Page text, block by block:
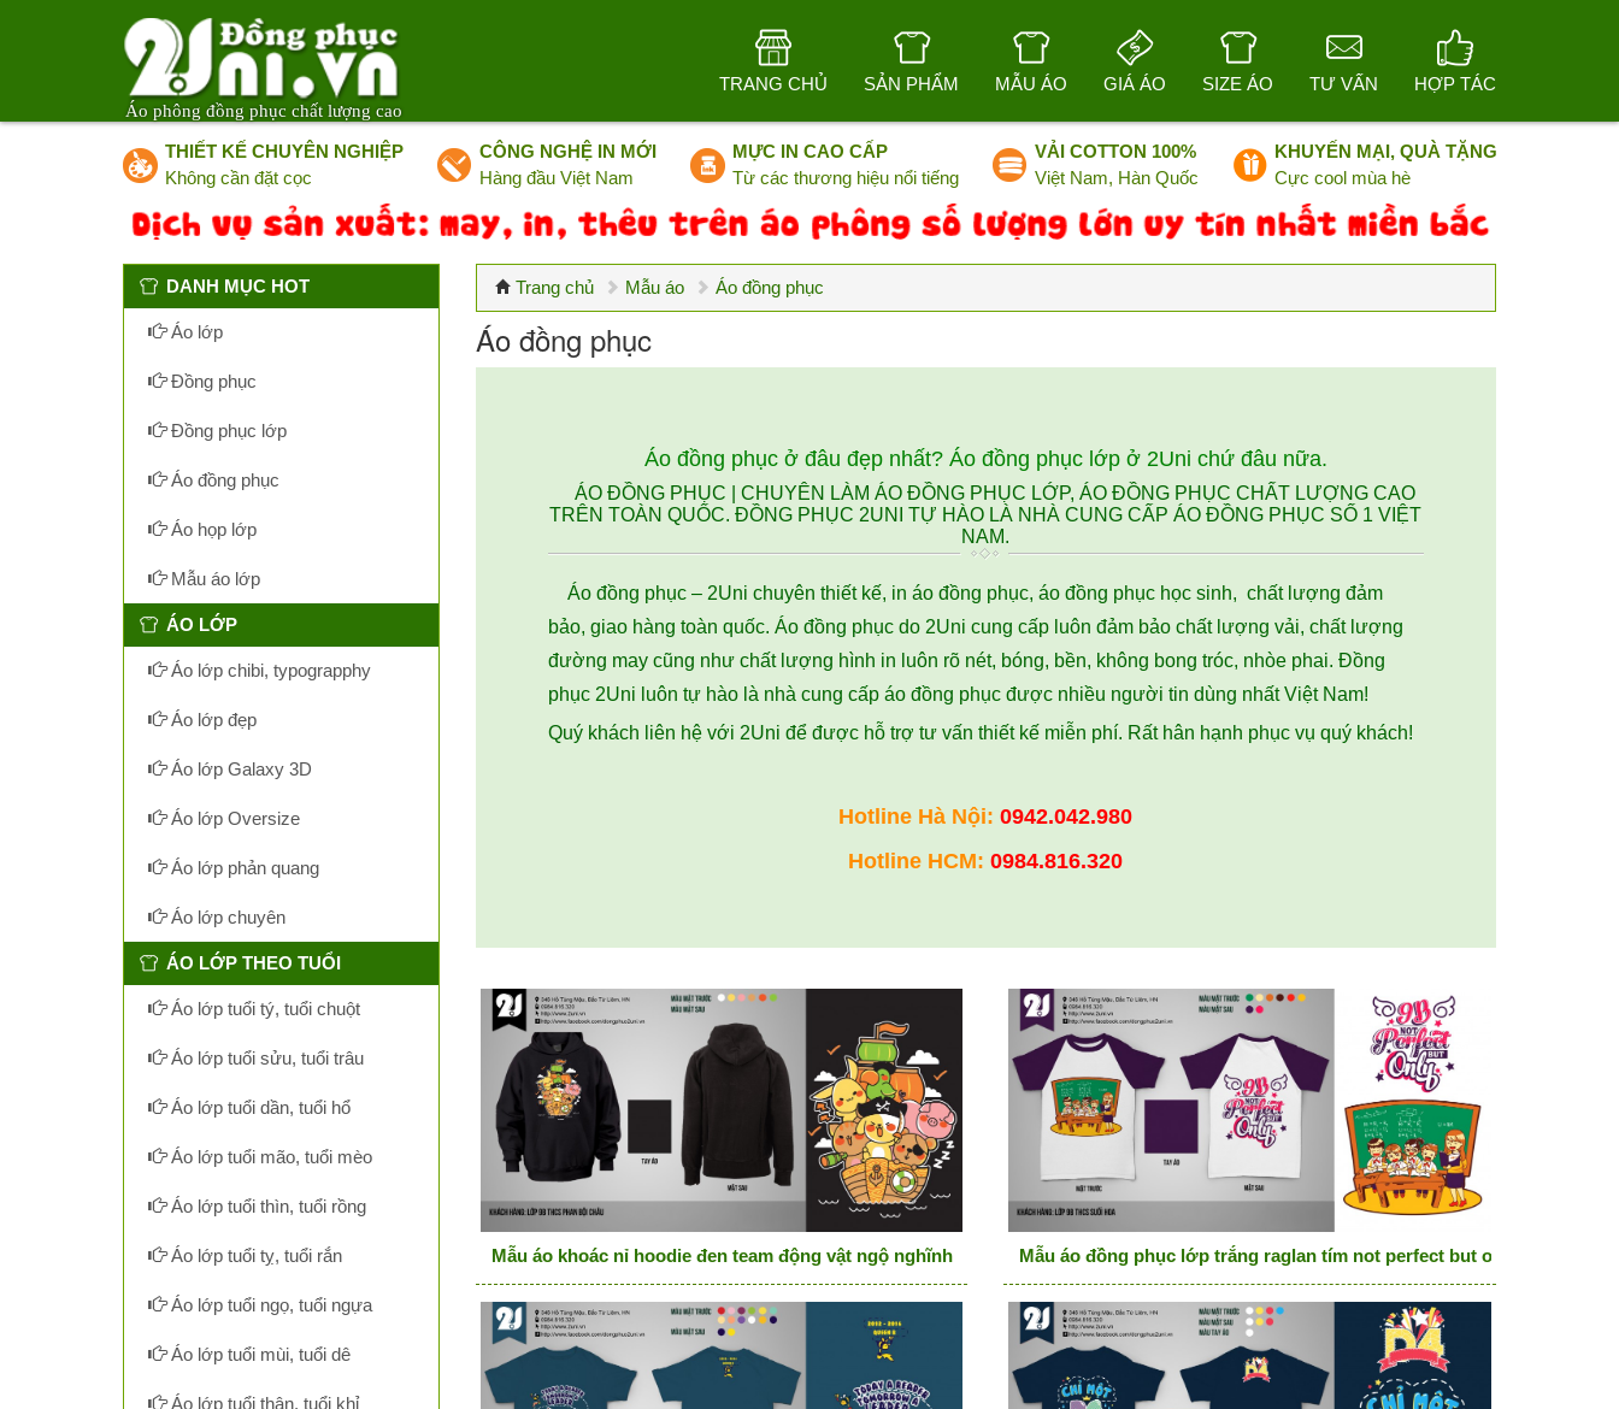
Áo phông đồng phục chất lượng cao
TRANG CHỦ SẢN PHẨM MẪU ÁO GIÁ ÁO SIZE ÁO TƯ VẤN HỢP TÁC
THIẾT KẾ CHUYÊN NGHIỆP
Không cần đặt cọc
CÔNG NGHỆ IN MỚI
Hàng đầu Việt Nam
MỰC IN CAO CẤP
Từ các thương hiệu nổi tiếng
VẢI COTTON 100%
Việt Nam, Hàn Quốc
KHUYẾN MẠI, QUÀ TẶNG
Cực cool mùa hè
Trang chủ Mẫu áo Áo đồng phục
Áo đồng phục
Áo đồng phục ở đâu đẹp nhất? Áo đồng phục lớp ở 2Uni chứ đâu nữa.
ÁO ĐỒNG PHỤC | CHUYÊN LÀM ÁO ĐỒNG PHỤC LỚP, ÁO ĐỒNG PHỤC CHẤT LƯỢNG CAO
TRÊN TOÀN QUỐC. ĐỒNG PHỤC 2UNI TỰ HÀO LÀ NHÀ CUNG CẤP ÁO ĐỒNG PHỤC SỐ 1 VIỆT
NAM.
Áo đồng phục – 2Uni chuyên thiết kế, in áo đồng phục, áo đồng phục học sinh, chất lượng đảm
bảo, giao hàng toàn quốc. Áo đồng phục do 2Uni cung cấp luôn đảm bảo chất lượng vải, chất lượng
đường may cũng như chất lượng hình in luôn rõ nét, bóng, bền, không bong tróc, nhòe phai. Đồng
phục 2Uni luôn tự hào là nhà cung cấp áo đồng phục được nhiều người tin dùng nhất Việt Nam!
Quý khách liên hệ với 2Uni để được hỗ trợ tư vấn thiết kế miễn phí. Rất hân hạnh phục vụ quý khách!
Hotline Hà Nội:0942.042.980
Hotline HCM:0984.816.320
Mẫu áo khoác nỉ hoodie đen team động vật ngộ nghĩnh Mẫu áo đồng phục lớp trắng raglan tím not perfect but only
DANH MỤC HOT
Áo lớp
Đồng phục
Đồng phục lớp
Áo đồng phục
Áo họp lớp
Mẫu áo lớp
ÁO LỚP
Áo lớp chibi, typograpphy
Áo lớp đẹp
Áo lớp Galaxy 3D
Áo lớp Oversize
Áo lớp phản quang
Áo lớp chuyên
ÁO LỚP THEO TUỔI
Áo lớp tuổi tý, tuổi chuột
Áo lớp tuổi sửu, tuổi trâu
Áo lớp tuổi dần, tuổi hổ
Áo lớp tuổi mão, tuổi mèo
Áo lớp tuổi thìn, tuổi rồng
Áo lớp tuổi tỵ, tuổi rắn
Áo lớp tuổi ngọ, tuổi ngựa
Áo lớp tuổi mùi, tuổi dê
Áo lớp tuổi thân, tuổi khỉ